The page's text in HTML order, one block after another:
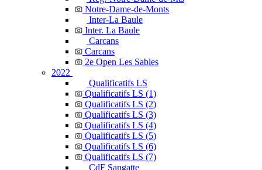
Notre-Dame-de-Monts
Inter-La Baule
Inter. La Baule
Carcans
Carcans
2e Open Les Sables
2022
Qualificatifs LS
Qualificatifs LS (1)
Qualificatifs LS (2)
Qualificatifs LS (3)
Qualificatifs LS (4)
Qualificatifs LS (5)
Qualificatifs LS (6)
Qualificatifs LS (7)
CdF Sangatte